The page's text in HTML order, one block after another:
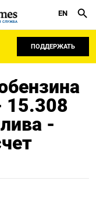
СЛУЖБА
EN
ПОДДЕРЖАТЬ
15.308
-